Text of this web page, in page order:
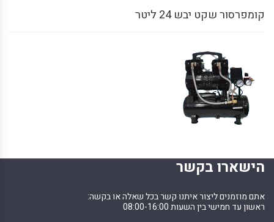
קומפרסור שקט יבש 24 ליטר
הישארו בקשר
אתם מוזמנים ליצור איתנו קשר בכל שאלה או בקשה:
ראשון עד חמישי בין השעות 08:00-16:00